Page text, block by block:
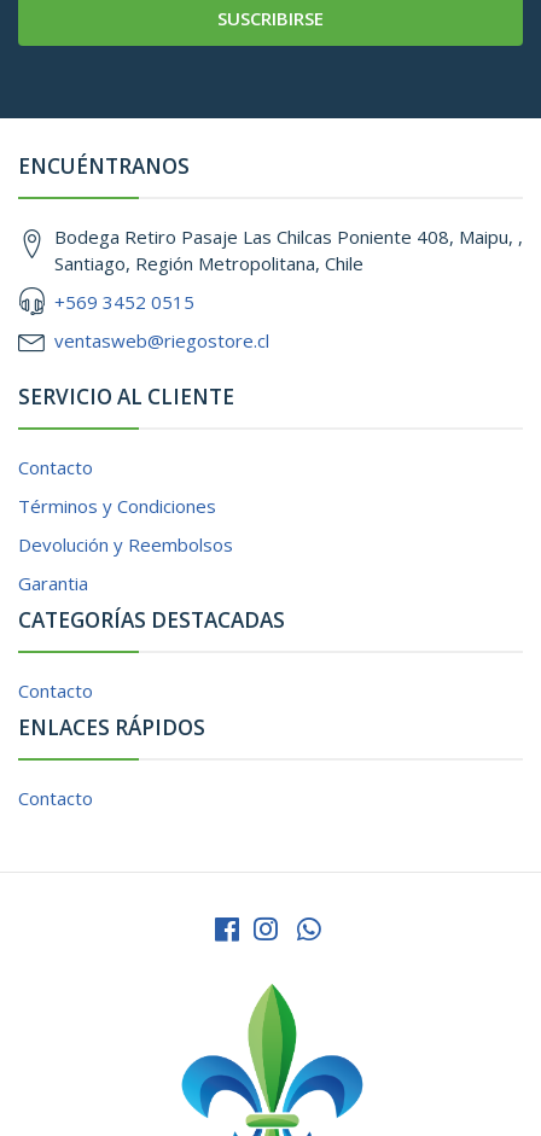
SUSCRIBIRSE
ENCUÉNTRANOS
Bodega Retiro Pasaje Las Chilcas Poniente 408, Maipu, ,
Santiago, Región Metropolitana, Chile
+569 3452 0515
ventasweb@riegostore.cl
SERVICIO AL CLIENTE
Contacto
Términos y Condiciones
Devolución y Reembolsos
Garantia
CATEGORÍAS DESTACADAS
Contacto
ENLACES RÁPIDOS
Contacto